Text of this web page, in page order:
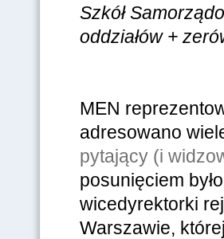
Szkół
oddziałów +
MEN
adresowano
pytający (i
posunięciem
wicedyrektorki
Warszawie,